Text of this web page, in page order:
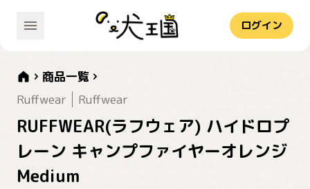
ログイン
商品一覧
Ruffwear
Ruffwear
RUFFWEAR(ラフウェア) ハイドロプ
レーン キャンプファイヤーオレンジ
Medium